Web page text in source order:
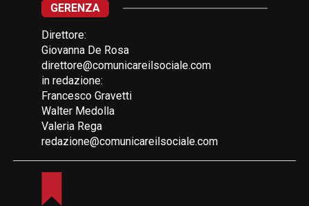
GERENZA
Direttore:
Giovanna De Rosa
direttore@comunicareilsociale.com
in redazione:
Francesco Gravetti
Walter Medolla
Valeria Rega
redazione@comunicareilsociale.com